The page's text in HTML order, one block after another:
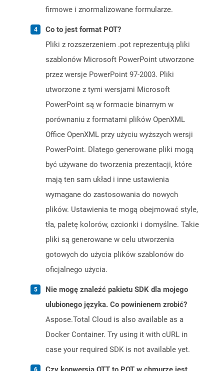
firmowe i znormalizowane formularze.
Co to jest format POT?
Pliki z rozszerzeniem .pot reprezentują pliki
szablonów Microsoft PowerPoint utworzone
przez wersje PowerPoint 97-2003. Pliki
utworzone z tymi wersjami Microsoft
PowerPoint są w formacie binarnym w
porównaniu z formatami plików OpenXML
Office OpenXML przy użyciu wyższych wersji
PowerPoint. Dlatego generowane pliki mogą
być używane do tworzenia prezentacji, które
mają ten sam układ i inne ustawienia
wymagane do zastosowania do nowych
plików. Ustawienia te mogą obejmować style,
tła, paletę kolorów, czcionki i domyślne. Takie
pliki są generowane w celu utworzenia
gotowych do użycia plików szablonów do
oficjalnego użycia.
Nie mogę znaleźć pakietu SDK dla mojego
ulubionego języka. Co powinienem zrobić?
Aspose.Total Cloud is also available as a
Docker Container. Try using it with cURL in
case your required SDK is not available yet.